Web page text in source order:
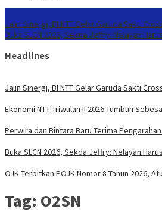
Jalin Sinergi, BI NTT Gelar Garuda Sakti
Buka SLCN 2026, Sekda Jeffry: Nelayan
Headlines
Jalin Sinergi, BI NTT Gelar Garuda Sakti
Ekonomi NTT Triwulan II 2026 Tumbuh
Perwira dan Bintara Baru Terima
Buka SLCN 2026, Sekda Jeffry: Nelayan
OJK Terbitkan POJK Nomor 8 Tahun 2026,
Tag: O2SN